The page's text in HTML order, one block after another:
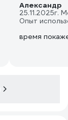
Александр
25.11.2025г.
Опыт
время